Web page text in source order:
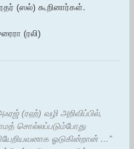
(ஸல்) கூறினார்கள்.
(ரலி)
(ரஹ்) வழி அறிவிப்பில்,
சொல்லப்படும்போது
ஓடுகின்றான் …”